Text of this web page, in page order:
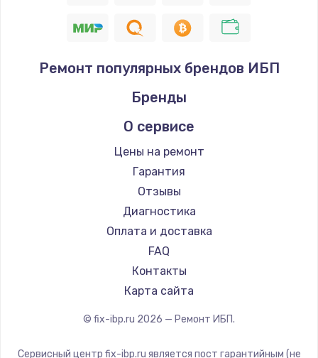
Ремонт популярных брендов ИБП
Бренды
О сервисе
Цены на ремонт
Гарантия
Отзывы
Диагностика
Оплата и доставка
FAQ
Контакты
Карта сайта
© fix-ibp.ru 2026 — Ремонт ИБП.
Сервисный центр fix-ibp.ru является пост гарантийным (не